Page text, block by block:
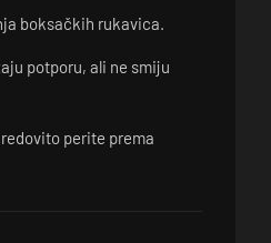
boksačkih rukavica.
potporu, ali ne smiju
perite prema